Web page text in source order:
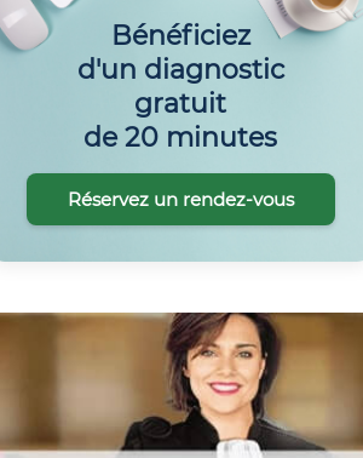
Bénéficiez
d'un diagnostic
gratuit
de 20 minutes
Réservez un rendez-vous